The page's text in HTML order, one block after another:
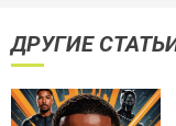
ДРУГИЕ